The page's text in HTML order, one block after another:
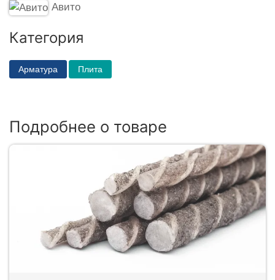
Авито
Категория
Арматура Плита
Подробнее о товаре